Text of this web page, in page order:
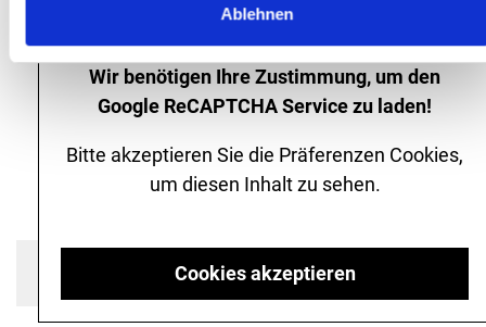
Ablehnen
Bewerbung abschicken
Wir benötigen Ihre Zustimmung, um den
Google ReCAPTCHA Service zu laden!
Bitte akzeptieren Sie die Präferenzen Cookies,
um diesen Inhalt zu sehen.
Cookies akzeptieren